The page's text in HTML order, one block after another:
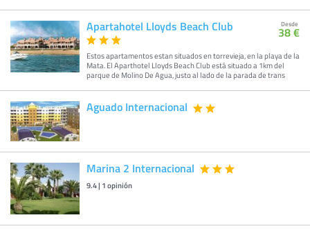
Apartahotel Lloyds Beach Club
Estos apartamentos estan situados en torrevieja, en la playa de la
Mata. El Aparthotel Lloyds Beach Club está situado a 1km del
parque de Molino De Agua, justo al lado de la parada de trans
Desde
38 €
Aguado Internacional
Marina 2 Internacional
9.4| 1opinión